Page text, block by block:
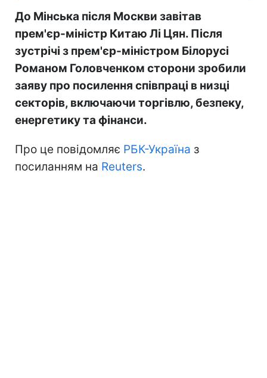
До Мінська після Москви завітав
прем'єр-міністр Китаю Лі Цян. Після
зустрічі з прем'єр-міністром Білорусі
Романом Головченком сторони зробили
заяву про посилення співпраці в низці
секторів, включаючи торгівлю, безпеку,
енергетику та фінанси.
Про це повідомляє РБК-Україна з
посиланням на Reuters.